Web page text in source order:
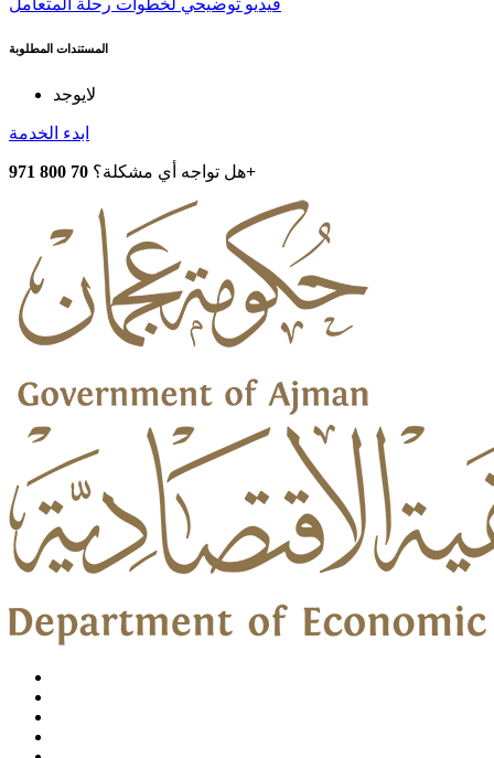
المستندات المطلوبة
لايوجد
ابدء الخدمة
هل تواجه أي مشكلة؟70 800 971+